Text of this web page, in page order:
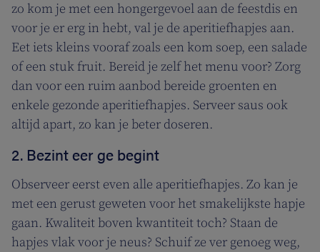
zo kom je met een hongergevoel aan de feestdis en
voor je er erg in hebt, val je de aperitiefhapjes aan.
Eet iets kleins vooraf zoals een kom soep, een salade
of een stuk fruit. Bereid je zelf het menu voor? Zorg
dan voor een ruim aanbod bereide groenten en
enkele gezonde aperitiefhapjes. Serveer saus ook
altijd apart, zo kan je beter doseren.
2. Bezint eer ge begint
Observeer eerst even alle aperitiefhapjes. Zo kan je
met een gerust geweten voor het smakelijkste hapje
gaan. Kwaliteit boven kwantiteit toch? Staan de
hapjes vlak voor je neus? Schuif ze ver genoeg weg,